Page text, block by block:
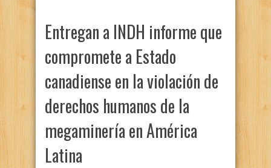
Entregan a INDH informe que
compromete a Estado
canadiense en la violación de
derechos humanos de la
megaminería en América
Latina